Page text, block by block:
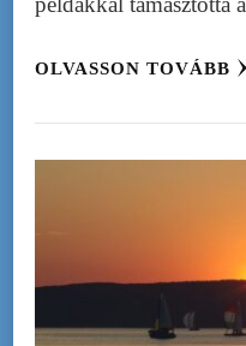
OLVASSON TOVÁBB